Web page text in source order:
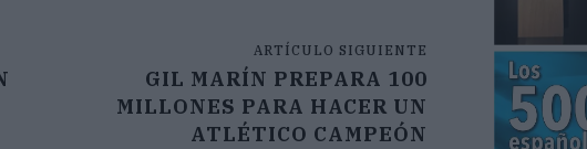
ARTÍCULO SIGUIENTE
GIL MARÍN PREPARA 100
MILLONES PARA HACER UN
ATLÉTICO CAMPEÓN